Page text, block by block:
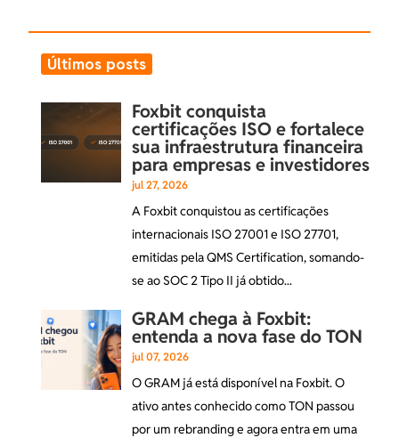
Últimos posts
Foxbit conquista
certificações ISO e fortalece
sua infraestrutura financeira
para empresas e investidores
jul 27, 2026
A Foxbit conquistou as certificações
internacionais ISO 27001 e ISO 27701,
emitidas pela QMS Certification, somando-
se ao SOC 2 Tipo II já obtido...
GRAM chega à Foxbit:
entenda a nova fase do TON
jul 07, 2026
O GRAM já está disponível na Foxbit. O
ativo antes conhecido como TON passou
por um rebranding e agora entra em uma